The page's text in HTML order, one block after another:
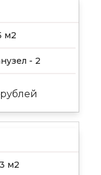
м2
- 2
рублей
м2